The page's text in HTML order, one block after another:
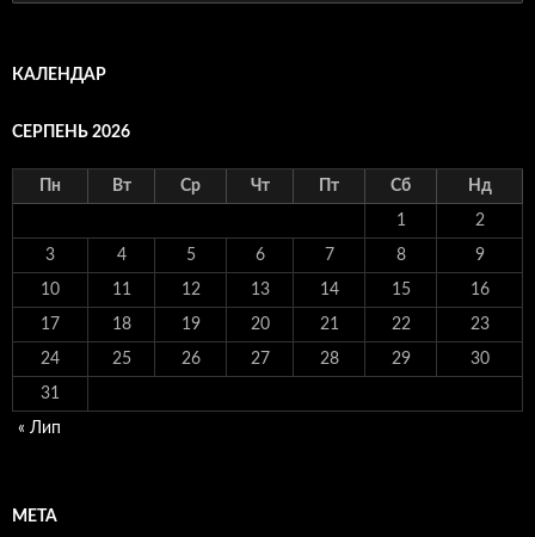
КАЛЕНДАР
СЕРПЕНЬ 2026
Пн Вт Ср Чт Пт Сб Нд
1 2
3 4 5 6 7 8 9
10 11 12 13 14 15 16
17 18 19 20 21 22 23
24 25 26 27 28 29 30
31
« Лип
МЕТА